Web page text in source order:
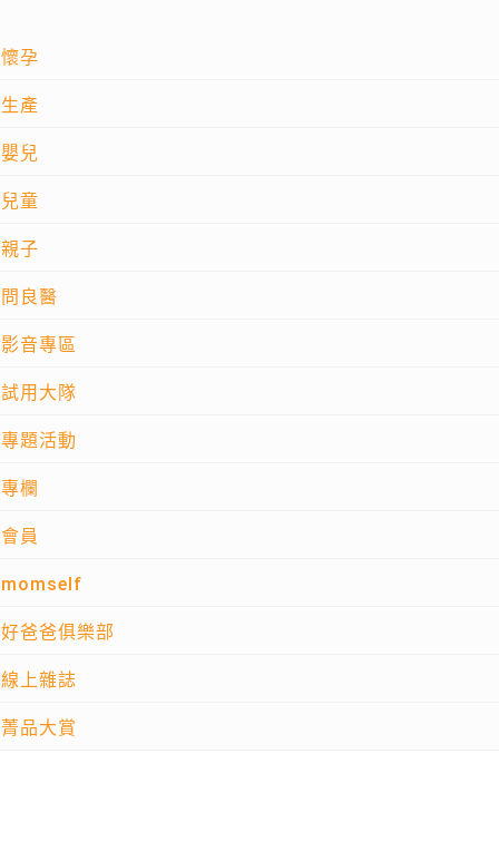
懷孕
生產
嬰兒
兒童
親子
問良醫
影音專區
試用大隊
專題活動
專欄
會員
momself
好爸爸俱樂部
線上雜誌
菁品大賞